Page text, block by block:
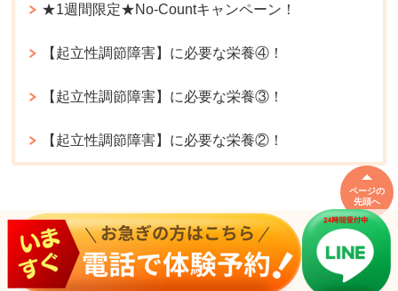
★1週間限定★No-Countキャンペーン！
【起立性調節障害】に必要な栄養④！
【起立性調節障害】に必要な栄養③！
【起立性調節障害】に必要な栄養②！
ページの
先頭へ